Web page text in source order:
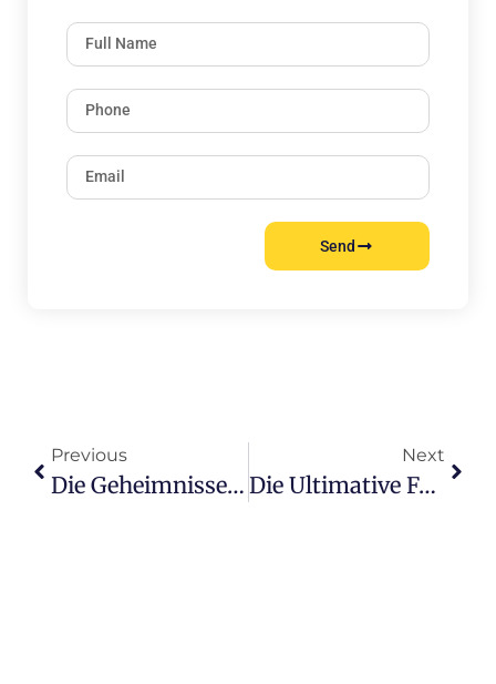
Send
Previous
Die Geheimnisse Von Hamburg-Harburg: Sehenswürdigkeiten Enthüllt
Next
Die Ultimative Fotografie-Tour: Hamburg-Harburgs Fotospots Im Fokus